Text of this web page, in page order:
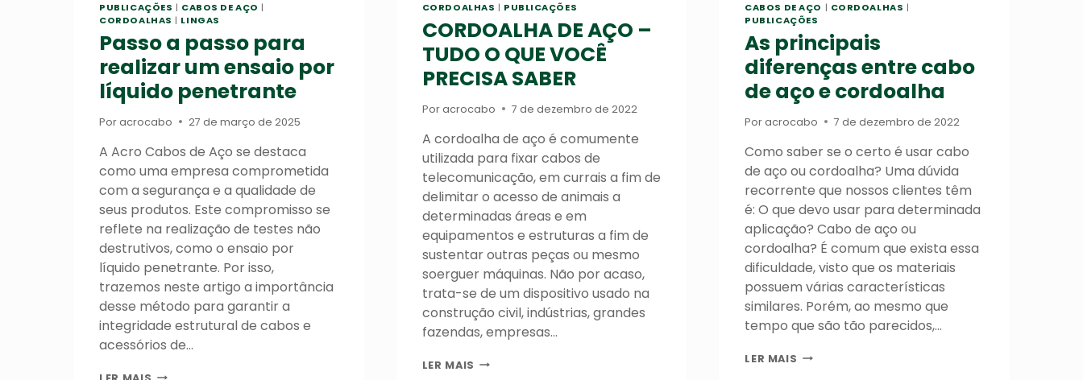
PUBLICAÇÕES | CABOS DE AÇO |
CORDOALHAS | LINGAS
Passo a passo para
realizar um ensaio por
líquido penetrante
Poracrocabo 27 de março de 2025
A Acro Cabos de Aço se destaca
como uma empresa comprometida
com a segurança e a qualidade de
seus produtos. Este compromisso se
reflete na realização de testes não
destrutivos, como o ensaio por
líquido penetrante. Por isso,
trazemos neste artigo a importância
desse método para garantir a
integridade estrutural de cabos e
acessórios de…
PASSO
CORDOALHAS | PUBLICAÇÕES
CORDOALHA DE AÇO –
TUDO O QUE VOCÊ
PRECISA SABER
Poracrocabo 7 de dezembro de 2022
A cordoalha de aço é comumente
utilizada para fixar cabos de
telecomunicação, em currais a fim de
delimitar o acesso de animais a
determinadas áreas e em
equipamentos e estruturas a fim de
sustentar outras peças ou mesmo
soerguer máquinas. Não por acaso,
trata-se de um dispositivo usado na
construção civil, indústrias, grandes
fazendas, empresas…
LER MAIS CORDOALHA
CABOS DE AÇO | CORDOALHAS |
PUBLICAÇÕES
As principais
diferenças entre cabo
de aço e cordoalha
Por acrocabo 7 de dezembro de 2022
Como saber se o certo é usar cabo
de aço ou cordoalha? Uma dúvida
recorrente que nossos clientes têm
é: O que devo usar para determinada
aplicação? Cabo de aço ou
cordoalha? É comum que exista essa
dificuldade, visto que os materiais
possuem várias características
similares. Porém, ao mesmo que
tempo que são tão parecidos,…
LER MAIS AS